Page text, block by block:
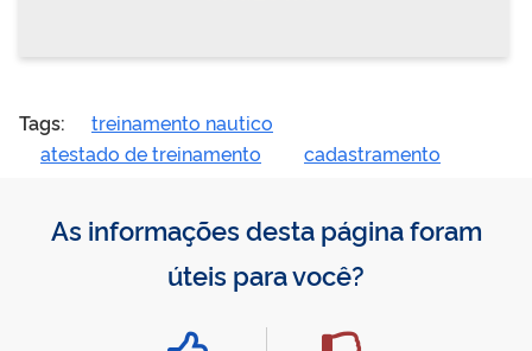
Tags:
treinamento nautico
atestado de treinamento
cadastramento
As informações desta página foram
úteis para você?